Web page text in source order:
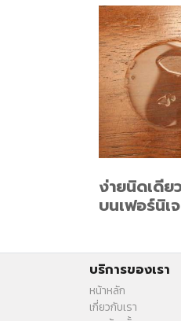
ง่ายนิดเดีย
บนเฟอร์นิเ
บริการของเรา
หน้าหลัก
เกี่ยวกับเรา